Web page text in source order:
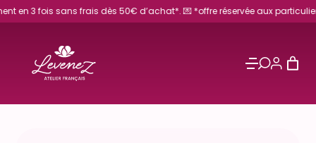
dès 50€ d’achat*. 💌 *offre réservée aux particuliers.